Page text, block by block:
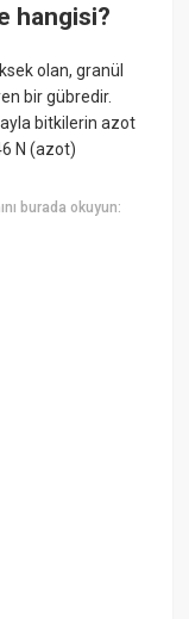
hangisi?
olan, granül
bir gübredir.
bitkilerin azot
N (azot)
burada okuyun: